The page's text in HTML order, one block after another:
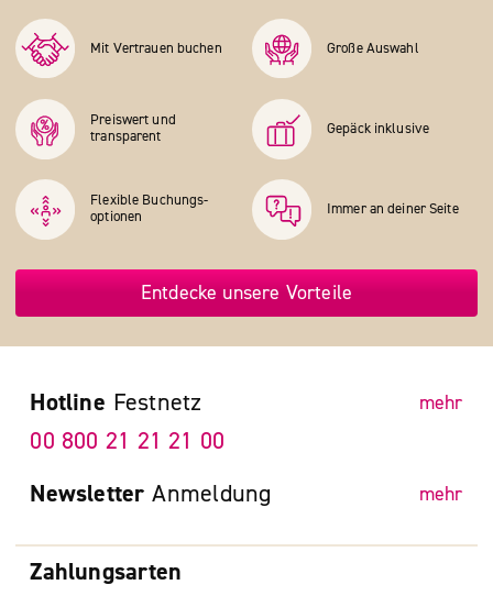
Mit Vertrauen buchen Große Auswahl
Preiswert und
transparent
Gepäck inklusive
Flexible Buchungs­
optionen
Immer an deiner Seite
Entdecke unsere Vorteile
Zahlungsarten
Hotline Festnetz mehr
00 800 21 21 21 00
Newsletter Anmeldung mehr